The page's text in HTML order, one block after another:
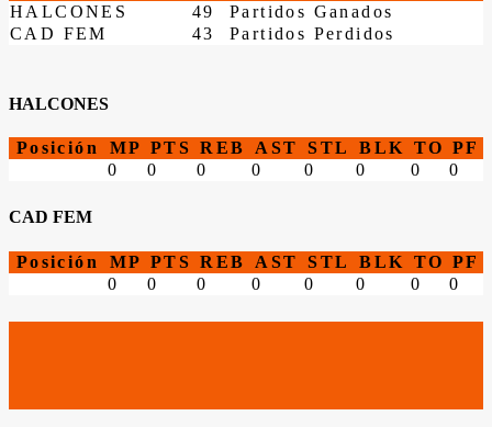
HALCONES
49
Partidos Ganados
CAD FEM
43 Partidos Perdidos
HALCONES
Posición MP PTS REB AST STL BLK TO PF
0
0 0 0 0 0 0 0
CAD FEM
Posición MP PTS REB AST STL BLK TO PF
0
0 0 0 0 0 0 0